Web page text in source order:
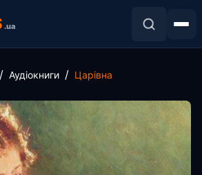
.ua
Аудіокниги Царівна